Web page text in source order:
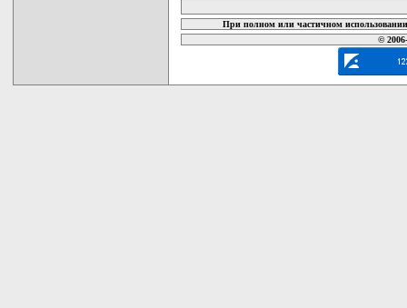
При полном или частичном
©